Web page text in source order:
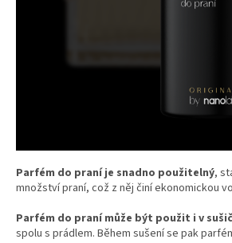
Parfém do praní je snadno použitelný,
množství praní, což z něj činí ekonomickou
Parfém do praní může být použit i v
spolu s prádlem. Během sušení se pak